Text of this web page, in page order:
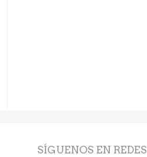
SÍGUENOS EN REDES